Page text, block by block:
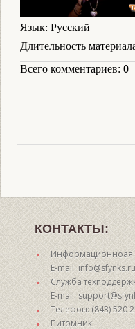
Язык: Русский
Длительность
Всего комментариев: 0
КОНТАКТЫ:
Информационноая
E-mail: info@sfynks.ru
Служба
E-mail:
Телефон: (843) 520
Питомник: